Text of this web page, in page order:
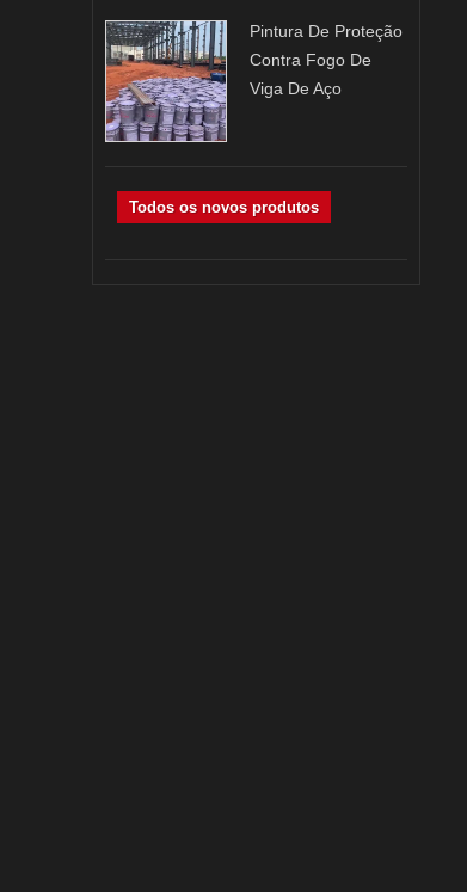
Pintura De Proteção
Contra Fogo De
Viga De Aço
Todos os novos produtos